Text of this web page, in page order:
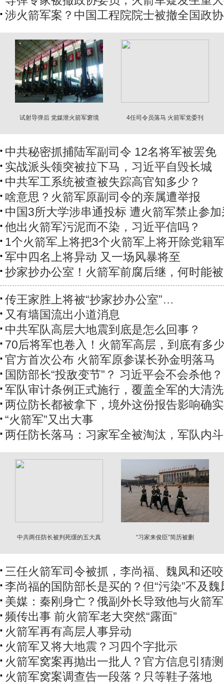
涉火箭军案？中国工程院院士被撤全国政
试射导弹后 党媒泄火箭军窘境
4任司令员落马 火箭军党委刊
中共秘密抓捕陆军副司令 12名将军被罢免
实战派头领突被拉下马，习近平自毁长城
中共军工系统被查被失踪高官知多少？
啥意思？火箭军原副司令的亲属遭举报
中国3所大学涉串通投标 遭火箭军禁止参
他出火箭军污泥而不染，习近平信吗？
1个火箭军上将把3个火箭军上将开除党籍
军中四名上将异动 又一场风暴将至
抄家抄办公室！火箭军前腐后继，何时能
传王家胜上将被“抄家抄办公室”…
又有墙国流出小道消息
中共军队高层大地震到底是怎么回事？
70后将军也卷入！火箭军高层，到底有多
官方首次公布 火箭军原参谋长孙金明落马
国防部长“投敌变节”？ 习近平会不会杀他？
军队审计条例正式施行，覆盖全军的大清
两位防长都被拿下，境外这份报告影响确
“火箭军”又出大事
两任防长落马：习家军全被淘汰，军队内
中共两任防长被判死缓的五大真
“习家来俊臣”简历被删
三任火箭军司令被抓，李尚福、魏凤和还
李尚福的国防部长是买的？但“污染”不及魏
美媒：秦刚身亡？俄副外长导致他与火箭
频传出事 前火箭军老大突然“露面”
火箭军再有高层人事异动
火箭军又将大地震？习四个字批示
火箭军窝案再抛出一批人？官方信息引猜测
火箭军窝案调查告一段落？只等鞋子落地